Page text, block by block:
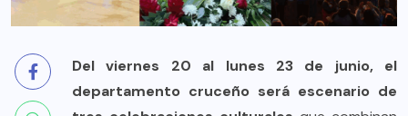
Del viernes 20 al lunes 23 de junio, el
departamento cruceño será escenario de